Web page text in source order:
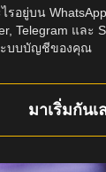
รอยู่บน
Telegram และ
ะบบบัญชีของคุณ
มาเริ่มกันเ